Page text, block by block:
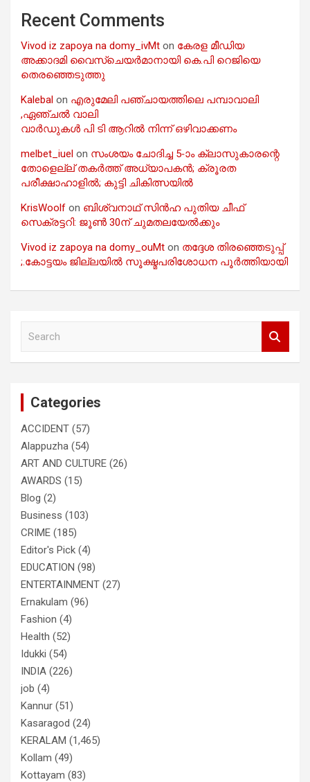
Recent Comments
Vivod iz zapoya na domy_ivMt on കേരള മീഡിയ
അക്കാദമി വൈസ്ചെയർമാനായി കെ.പി റെജിയെ
തെരഞ്ഞെടുത്തു
Kalebal on എരുമേലി പഞ്ചായത്തിലെ പമ്പാവാലി
,ഏഞ്ചൽ വാലി
വാർഡുകൾ പി ടി ആറിൽ നിന്ന് ഒഴിവാക്കണം
melbet_iuel on സംശയം ചോദിച്ച 5-ാം ക്ലാസുകാരന്റെ
തോളെല്ല് തകർത്ത് അധ്യാപകൻ; ക്രൂരത
പരീക്ഷാഹാളിൽ; കുട്ടി ചികിത്സയിൽ
KrisWoolf on ബിശ്വനാഥ് സിൻഹ പുതിയ ചീഫ്
സെക്രട്ടറി: ജൂൺ 30ന് ചുമതലയേൽക്കും
Vivod iz zapoya na domy_ouMt on തദ്ദേശ തിരഞ്ഞെടുപ്പ്
;.കോട്ടയം ജില്ലയിൽ സൂക്ഷ്മപരിശോധന പൂർത്തിയായി
Categories
ACCIDENT (57)
Alappuzha (54)
ART AND CULTURE (26)
AWARDS (15)
Blog (2)
Business (103)
CRIME (185)
Editor's Pick (4)
EDUCATION (98)
ENTERTAINMENT (27)
Ernakulam (96)
Fashion (4)
Health (52)
Idukki (54)
INDIA (226)
job (4)
Kannur (51)
Kasaragod (24)
KERALAM (1,465)
Kollam (49)
Kottayam (83)